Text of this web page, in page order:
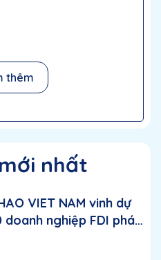
frame, đồ
resistors,
electrolytic
switches,
steel,
thêm
nhất
VIET NAM vinh dự
doanh nghiệp FDI phát